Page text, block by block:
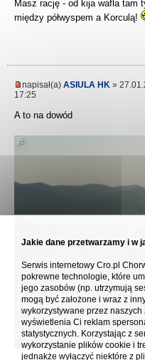
Masz rację - od kija wafla tam
między półwyspem a Korculą!
napisał(a) ASIULA HK »
17:25
A to na dowód
Jakie dane przetwarzamy i w
Serwis internetowy Cro.pl
pokrewne technologie, które
jego zasobów (np. utrzymują
mogą być założone i wraz z
wykorzystywane przez
wyświetlenia Ci reklam
statystycznych. Korzystając z
wykorzystanie plików cookie i
jednakże wyłączyć niektóre z